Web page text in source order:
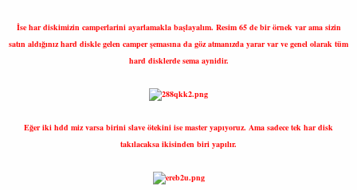
İse har diskimizin camperlarini ayarlamakla başlayalım. Resim 65 de bir örnek var ama sizin
satın aldığınız hard diskle gelen camper şemasına da göz atmanızda yarar var ve genel olarak tüm
hard disklerde sema aynidir.
Eğer iki hdd miz varsa birini slave ötekini ise master yapıyoruz. Ama sadece tek har disk
takılacaksa ikisinden biri yapılır.